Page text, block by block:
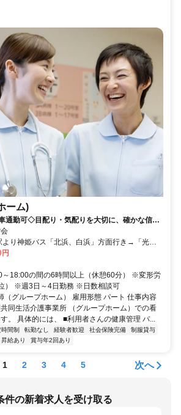
ーム)
勤可◇目配り・気配りを大切に、確かな信頼
う！
より神姫バス「北浜、白浜」方面行き→「光大
～18:00の間の6時間以上（休憩60分） ※変形労
） ※週3日～4日勤務 ※日数相談可
（グループホーム） 雇用形態 パート 仕事内容
同生活介護事業所 （グループホーム）での看
。 具体的には、 ■利用者さんの健康管理 バ...
時間制 転勤なし 経験者歓迎 社会保険完備
制服貸与
昇給あり 賞与年2回あり
1 2 3 4 5 次へ
件の新着求人を受け取る